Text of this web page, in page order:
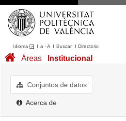
Idioma I a ·A I BuscarI Directorio
Conjuntos de datos
Acerca de
Áreas Institucional
Conjuntos de datos
Acerca de